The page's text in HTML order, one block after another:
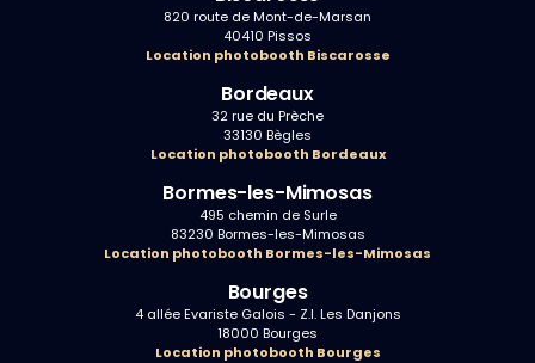
820 route de Mont-de-Marsan
40410 Pissos
Location photobooth Biscarosse
Bordeaux
32 rue du Prèche
33130 Bègles
Location photobooth Bordeaux
Bormes-les-Mimosas
495 chemin de Surle
83230 Bormes-les-Mimosas
Location photobooth Bormes-les-Mimosas
Bourges
4 allée Evariste Galois - Z.I. Les Danjons
18000 Bourges
Location photobooth Bourges